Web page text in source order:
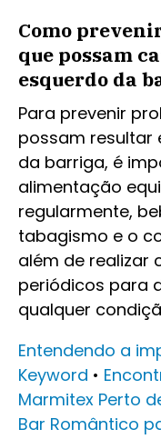
Como
que possam
esquerdo da
Para prevenir
possam resultar
da barriga, é
alimentação
regularmente,
tabagismo e o
além de realizar
periódicos para
qualquer
Entendendo a
Keyword •
Marmitex Perto
Bar Romântico